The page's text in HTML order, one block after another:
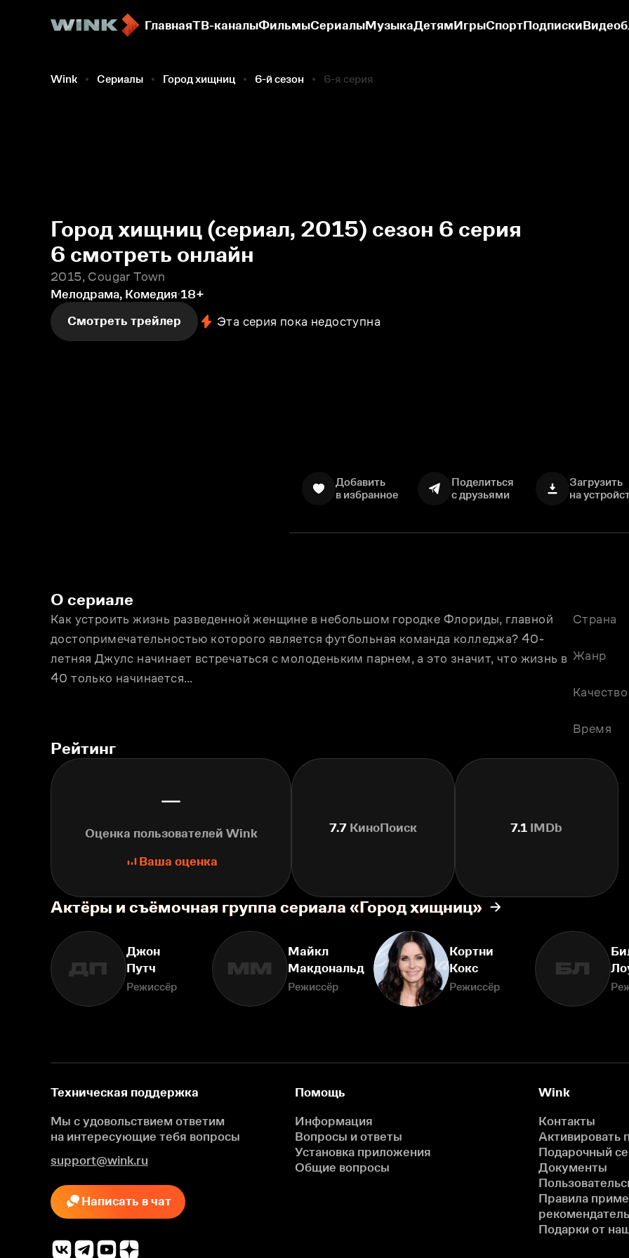
ГлавнаяТВ-каналыФильмыСериалыМузыкаДетямИгрыСпортПодписки
Wink Сериалы Город хищниц 6-й сезон 6-я серия
Город хищниц (сериал, 2015) сезон 6 серия
6 смотреть онлайн
2015, Cougar Town
Мелодрама, Комедия 18+
Смотреть трейлер
Эта серия пока недоступна
Добавить
в избранное
Поделиться
с друзьями
Загрузить
на
О сериале
Как устроить жизнь разведенной женщине в небольшом городке Флориды, главной
достопримечательностью которого является футбольная команда колледжа? 40-
летняя Джулс начинает встречаться с молоденьким парнем, а это значит, что жизнь в
40 только начинается…
Страна
Жанр
Качество
Время
Рейтинг
—
Оценка пользователей Wink
Ваша оценка
7.7 КиноПоиск 7.1 IMDb
Актёры и съёмочная группа сериала «Город хищниц»
ДП
Джон
Путч
Режиссёр
ММ
Майкл
Макдональд
Режиссёр
Кортни
Кокс
Режиссёр
БЛ
Техническая поддержка
Мы с удовольствием ответим
на интересующие тебя вопросы
support@wink.ru
Написать в чат
Помощь
Информация
Вопросы и ответы
Установка приложения
Общие вопросы
Wink
Контакты
Активировать
Подарочный
Документы
Правила
Подарки от